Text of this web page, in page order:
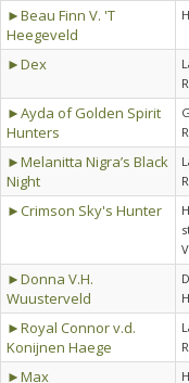
►Beau Finn V. 'T
Heegeveld
►Dex
►Ayda of Golden Spirit
Hunters
►Melanitta Nigra’s Black
Night
►Crimson Sky's Hunter
►Donna V.H.
Wuusterveld
►Royal Connor v.d.
Konijnen Haege
►Max